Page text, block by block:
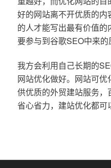
好的网站离不开优质的
的人才能写出最有价值
要参与到谷歌SEO中来的
我方会利用自己长期的
网站优化做好。网站可
供优质的外贸建站服务
省心省力，建站优化都可